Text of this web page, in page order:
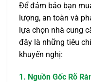
Để đảm bảo bạn
lượng, an toàn và
lựa chọn nhà cung
đây là những tiêu
khuyến nghị:
1. Nguồn Gốc Rõ